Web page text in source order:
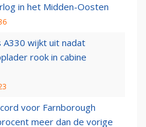
in het Midden-Oosten
A330 wijkt uit nadat
rook in cabine
voor Farnborough
meer dan de vorige